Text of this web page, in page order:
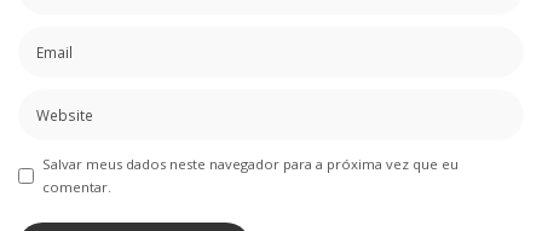
Salvar meus dados neste navegador para a próxima vez que eu
comentar.